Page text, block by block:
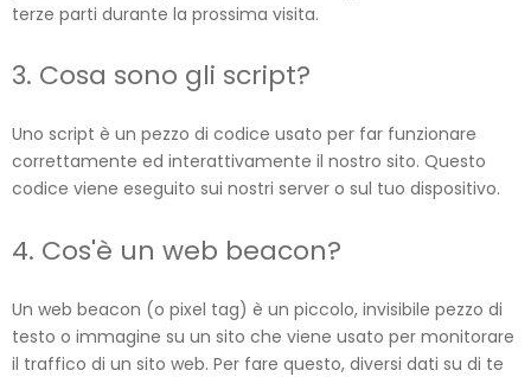
terze parti durante la prossima visita.
3. Cosa sono gli script?
Uno script è un pezzo di codice usato per far funzionare
correttamente ed interattivamente il nostro sito. Questo
codice viene eseguito sui nostri server o sul tuo dispositivo.
4. Cos'è un web beacon?
Un web beacon (o pixel tag) è un piccolo, invisibile pezzo di
testo o immagine su un sito che viene usato per monitorare
il traffico di un sito web. Per fare questo, diversi dati su di te